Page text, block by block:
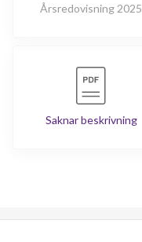
Årsredovisning 2025
Saknar beskrivning